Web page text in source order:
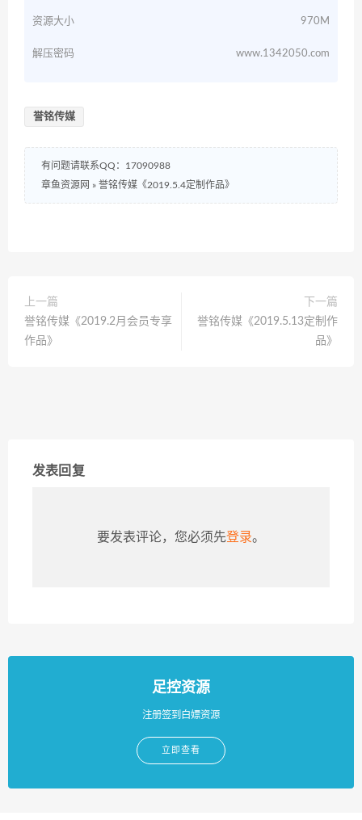
资源大小 970M
解压密码 www.1342050.com
誉铭传媒
有问题请联系QQ：17090988
章鱼资源网 » 誉铭传媒《2019.5.4定制作品》
上一篇
誉铭传媒《2019.2月会员专享
作品》
下一篇
誉铭传媒《2019.5.13定制作
品》
发表回复
要发表评论，您必须先登录。
足控资源
注册签到白嫖资源
立即查看